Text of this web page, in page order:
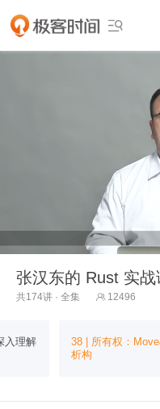

张汉东的 Rust 实战
共174讲 · 全集  12496
入理解
38 | 所有权：
析构